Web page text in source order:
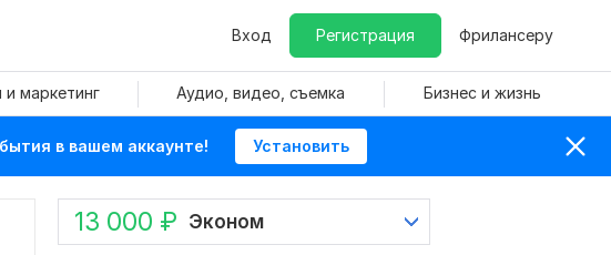
Вход Регистрация Фрилансеру
маркетинг Аудио, видео, съемка Бизнес и жизнь
в вашем аккаунте! Установить
13 000 ₽ Эконом